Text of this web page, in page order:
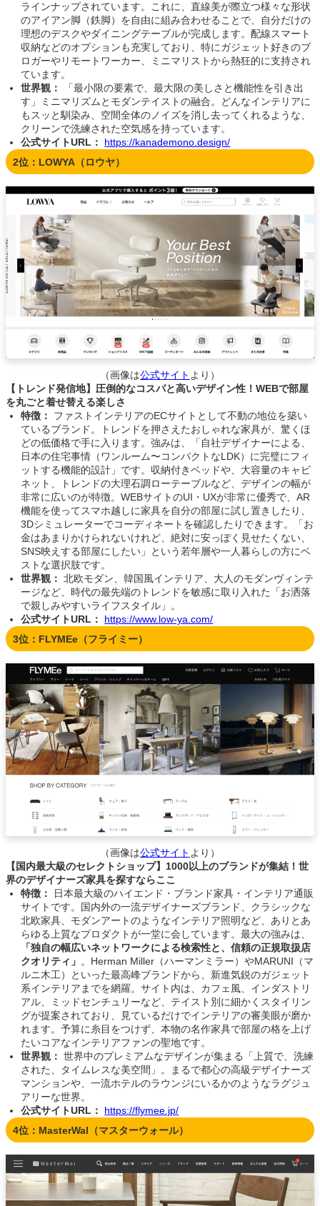
ラインナップされています。これに、直線美が際立つ様々な形状
のアイアン脚（鉄脚）を自由に組み合わせることで、自分だけの
理想のデスクやダイニングテーブルが完成します。配線スマート
収納などのオプションも充実しており、特にガジェット好きのブ
ロガーやリモートワーカー、ミニマリストから熱狂的に支持され
ています。
世界観：
「最小限の要素で、最大限の美しさと機能性を引き出
す」ミニマリズムとモダンテイストの融合。どんなインテリアに
もスッと馴染み、空間全体のノイズを消し去ってくれるような、
クリーンで洗練された空気感を持っています。
公式サイトURL：
https://kanademono.design/
2位：LOWYA（ロウヤ）
（画像は公式サイト より）
【トレンド発信地】圧倒的なコスパと高いデザイン性！WEBで部屋
を丸ごと着せ替える楽しさ
特徴：
ファストインテリアのECサイトとして不動の地位を築い
ているブランド。トレンドを押さえたおしゃれな家具が、驚くほ
どの低価格で手に入ります。強みは、「自社デザイナーによる、
日本の住宅事情（ワンルーム〜コンパクトなLDK）に完璧にフィ
ットする機能的設計」です。収納付きベッドや、大容量のキャビ
ネット、トレンドの大理石調ローテーブルなど、デザインの幅が
非常に広いのが特徴。WEBサイトのUI・UXが非常に優秀で、AR
機能を使ってスマホ越しに家具を自分の部屋に試し置きしたり、
3Dシミュレーターでコーディネートを確認したりできます。「お
金はあまりかけられないけれど、絶対に安っぽく見せたくない、
SNS映えする部屋にしたい」という若年層や一人暮らしの方にベ
ストな選択肢です。
世界観： 北欧モダン、韓国風インテリア、大人のモダンヴィンテ
ージなど、時代の最先端のトレンドを敏感に取り入れた「お洒落
で親しみやすいライフスタイル」。
公式サイトURL：
https://www.low-ya.com/
3位：FLYMEe（フライミー）
（画像は公式サイト より）
【国内最大級のセレクトショップ】1000以上のブランドが集結！世
界のデザイナーズ家具を探すならここ
特徴：
日本最大級のハイエンド・ブランド家具・インテリア通販
サイトです。国内外の一流デザイナーズブランド、クラシックな
北欧家具、モダンアートのようなインテリア照明など、ありとあ
らゆる上質なプロダクトが一堂に会しています。最大の強みは、
「独自の幅広いネットワークによる検索性と、信頼の正規取扱店
クオリティ」 。Herman Miller（ハーマンミラー）やMARUNI（マ
ルニ木工）といった最高峰ブランドから、新進気鋭のガジェット
系インテリアまでを網羅。サイト内は、カフェ風、インダストリ
アル、ミッドセンチュリーなど、テイスト別に細かくスタイリン
グが提案されており、見ているだけでインテリアの審美眼が磨か
れます。予算に糸目をつけず、本物の名作家具で部屋の格を上げ
たいコアなインテリアファンの聖地です。
世界観： 世界中のプレミアムなデザインが集まる「上質で、洗練
された、タイムレスな美空間」。まるで都心の高級デザイナーズ
マンションや、一流ホテルのラウンジにいるかのようなラグジュ
アリーな世界。
公式サイトURL：
https://flymee.jp/
4位：MasterWal（マスターウォール）